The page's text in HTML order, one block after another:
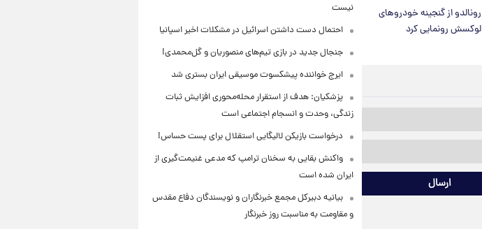
رونالدو از گنجینه خودروهای
لوکسش رونمایی کرد
ارسال
نیست
احتمال دست داشتن اسرائیل در مشکلات اخیر اسپانیا
جنجال جدید در بازی تیم‌های منصوریان و گل‌محمدی!
ایرج خواننده پیشکسوت موسیقی ایران بستری شد
پزشکیان: هدف از استقرار محله‌محوری افزایش ثبات
زندگی، وحدت و انسجام اجتماعی است
درخواست بازیکن لالیگایی استقلال برای پست حساس!
واکنش بقایی به سخنان ترامپ که مدعی غنیمت‌گیری از
ایران شده است
بیانیه دبیرکل مجمع خبرنگاران و نویسندگان دفاع مقدس
و مقاومت به مناسبت روز خبرنگار